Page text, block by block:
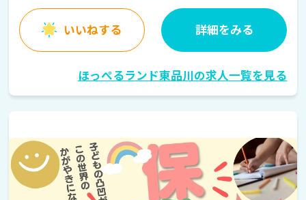
いいねする 詳細をみる
ほっぺるランド東品川の求人一覧を見る